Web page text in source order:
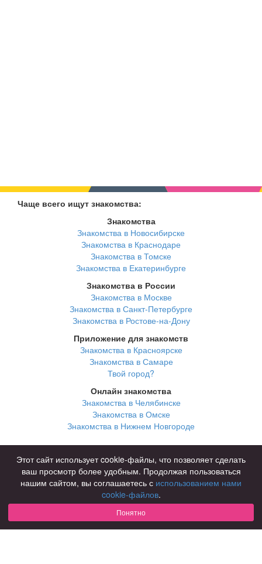
Чаще всего ищут знакомства:
Знакомства
Знакомства в Новосибирске
Знакомства в Краснодаре
Знакомства в Томске
Знакомства в Екатеринбурге
Знакомства в России
Знакомства в Москве
Знакомства в Санкт-Петербурге
Знакомства в Ростове-на-Дону
Приложение для знакомств
Знакомства в Красноярске
Знакомства в Самаре
Твой город?
Онлайн знакомства
Знакомства в Челябинске
Знакомства в Омске
Знакомства в Нижнем Новгороде
Для чего
для брака и создания семьи
для любви и с/о
для дружбы
для взрослых
В возрасте
за 40 лет
Этот сайт использует cookie-файлы, что позволяет сделать
ваш просмотр более удобным. Продолжая пользоваться
нашим сайтом, вы соглашаетесь с использованием нами
cookie-файлов.
Понятно